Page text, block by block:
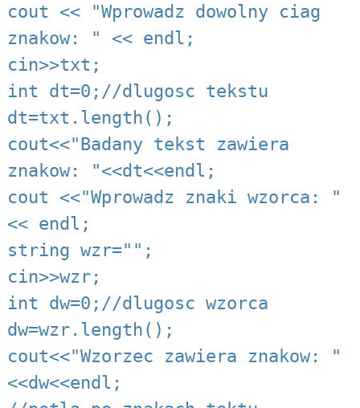
cout << "Wprowadz dowolny ciag
znakow: " << endl;
cin>>txt;
int dt=0;//dlugosc tekstu
dt=txt.length();
cout<<"Badany tekst zawiera
znakow: "<<dt<<endl;
cout <<"Wprowadz znaki wzorca: "
<< endl;
string wzr="";
cin>>wzr;
int dw=0;//dlugosc wzorca
dw=wzr.length();
cout<<"Wzorzec zawiera znakow: "
<<dw<<endl;